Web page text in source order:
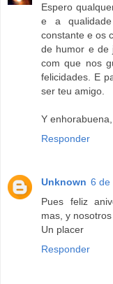
Espero
e a
constante e os
de humor e de
com que nos
felicidades. E
ser teu amigo.
Y
Responder
Unknown 6 de
Pues feliz
mas, y
Un placer
Responder